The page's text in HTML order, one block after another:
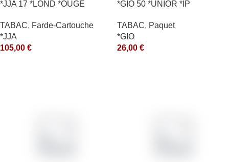
*JJA 17 *LOND *OUGE
TABAC, Farde-Cartouche
*JJA
105,00 €
*GIO 50 *UNIOR *IP
TABAC, Paquet
*GIO
26,00 €